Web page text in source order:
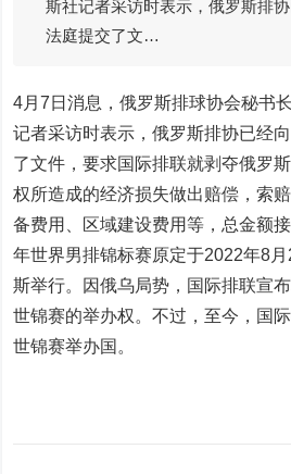
斯社记者采访时表示，俄罗斯排
法庭提交了文…
4月7日消息，俄罗斯排球协会秘书
记者采访时表示，俄罗斯排协已经
了文件，要求国际排联就剥夺俄罗
权所造成的经济损失做出赔偿，索
备费用、区域建设费用等，总金额
年世界男排锦标赛原定于2022年8
斯举行。因俄乌局势，国际排联宣
世锦赛的举办权。不过，至今，国
世锦赛举办国。